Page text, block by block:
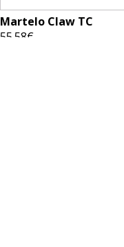
Martelo Claw TC
55.58€